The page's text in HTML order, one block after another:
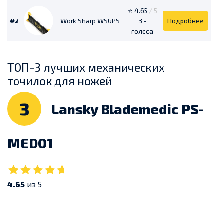
#2 Work Sharp WSGPS
⭐ 4.65 / 5
3 -
голоса
Подробнее
ТОП-3 лучших механических
точилок для ножей
3 Lansky Blademedic PS-
MED01
4.65 из 5